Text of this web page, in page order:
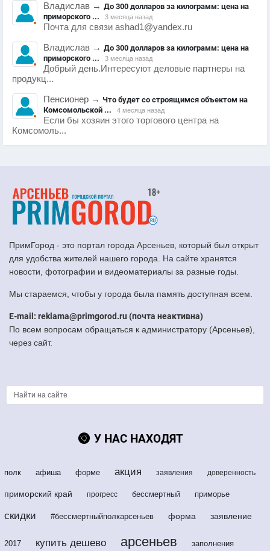
Владислав → До 300 долларов за килограмм: цена на
приморского ...
3 месяца назад
Почта для связи ashad1@yandex.ru
Владислав → До 300 долларов за килограмм: цена на
приморского ...
3 месяца назад
Добрый день.Интересуют деловые партнеры на
продукц...
Пенсионер → Что будет со строящимся объектом на
Комсомольской ...
4 месяца назад
Если бы хозяин этого торгового центра на
Комсомоль...
ПримГород - это портал города Арсеньев, который был открыт
для удобства жителей нашего города. На сайте хранятся
новости, фотографии и видеоматериалы за разные годы.
Мы стараемся, чтобы у города была память доступная всем.
E-mail: reklama@primgorod.ru (почта неактивна)
По всем вопросам обращаться к администратору (Арсеньев),
через сайт.
У НАС НАХОДЯТ
полк афиша форме акция заявления доверенность
приморский край прогресс бессмертный приморье
скидки #бессмертныйполкарсеньев форма заявление
2017 купить дешево арсеньев заполнения